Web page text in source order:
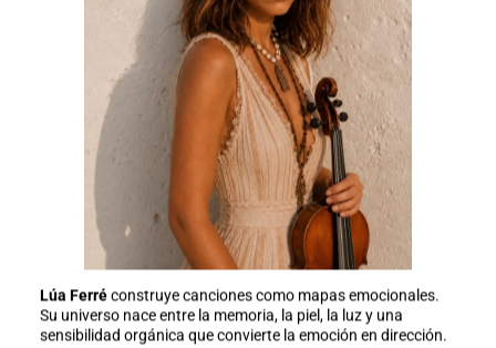
Lúa Ferréconstruye canciones como mapas emocionales.
Su universo nace entre la memoria, la piel, la luz y una
sensibilidad orgánica que convierte la emoción en dirección.